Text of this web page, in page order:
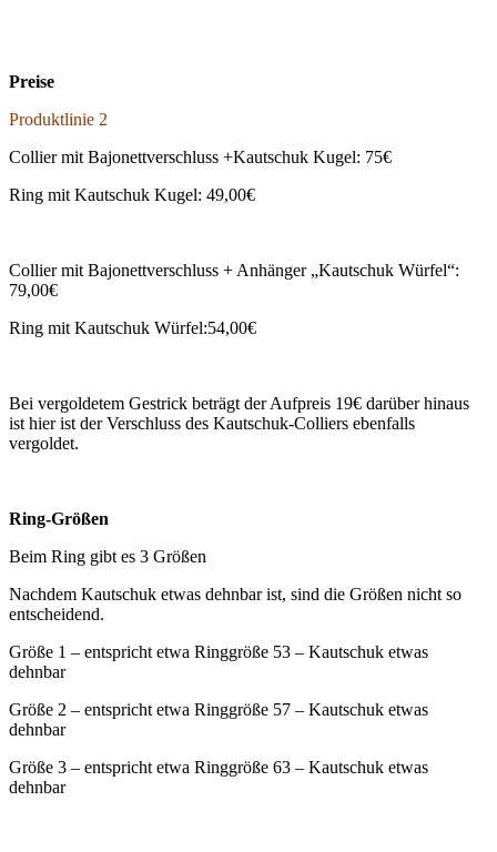
Preise
Produktlinie 2
Collier mit Bajonettverschluss +Kautschuk Kugel: 75€
Ring mit Kautschuk Kugel: 49,00€
Collier mit Bajonettverschluss + Anhänger „Kautschuk Würfel“:
79,00€
Ring mit Kautschuk Würfel:54,00€
Bei vergoldetem Gestrick beträgt der Aufpreis 19€ darüber hinaus
ist hier ist der Verschluss des Kautschuk-Colliers ebenfalls
vergoldet.
Ring-Größen
Beim Ring gibt es 3 Größen
Nachdem Kautschuk etwas dehnbar ist, sind die Größen nicht so
entscheidend.
Größe 1 – entspricht etwa Ringgröße 53 – Kautschuk etwas
dehnbar
Größe 2 – entspricht etwa Ringgröße 57 – Kautschuk etwas
dehnbar
Größe 3 – entspricht etwa Ringgröße 63 – Kautschuk etwas
dehnbar